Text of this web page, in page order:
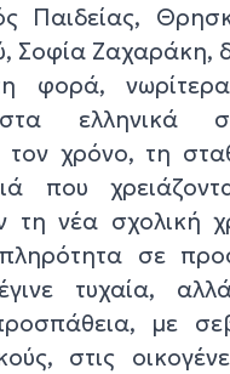
Παιδείας,
Σοφία Ζαχαράκη,
φορά,
ελληνικά
τον χρόνο, τη
που
τη νέα σχολική
σε
τυχαία,
με
στις